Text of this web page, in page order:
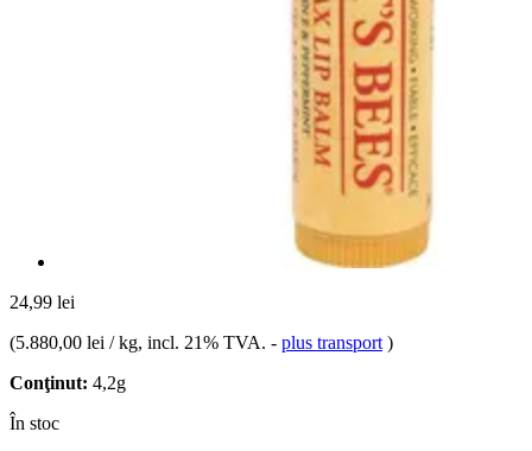
24,99 lei
(5.880,00 lei / kg, incl. 21% TVA. - plus transport )
Conţinut: 4,2g
În stoc